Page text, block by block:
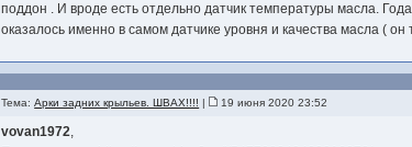
поддон . И вроде есть отдельно датчик температуры масла.
оказалось именно в самом датчике уровня и качества масла ( он
Тема:Арки задних крыльев. ШВАХ!!!! | 19 июня 2020 23:52
vovan1972,